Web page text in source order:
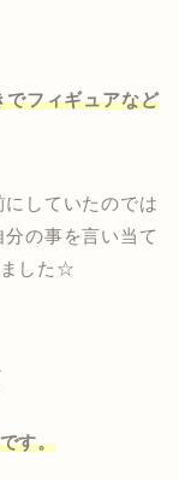
フィギュアなど
していたのでは
の事を言い当て
ました☆
す。